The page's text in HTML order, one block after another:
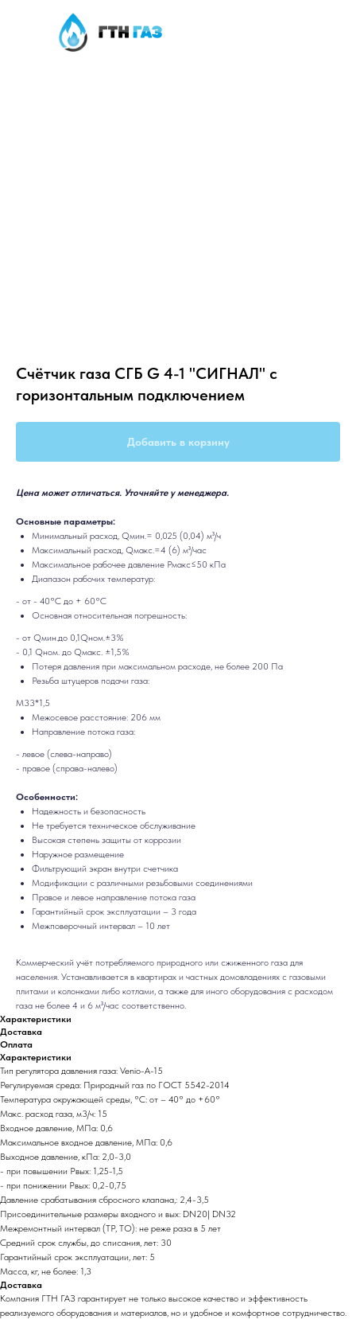
Счётчик газа СГБ G 4-1 "СИГНАЛ" с
горизонтальным подключением
Добавить в корзину
Цена может отличаться. Уточняйте у менеджера.
Основные параметры:
Минимальный расход, Qмин.= 0,025 (0,04) м³/ч
Максимальный расход, Qмакс.=4 (6) м³/час
Максимальное рабочее давление Рмакс≤50 кПа
Диапазон рабочих температур:
- от - 40°С до + 60°С
Основная относительная погрешность:
- от Qмин.до 0,1Qном.±3%
- 0,1 Qном. до Qмакс. ±1,5%
Потеря давления при максимальном расходе, не более 200 Па
Резьба штуцеров подачи газа:
М33*1,5
Межосевое расстояние: 206 мм
Направление потока газа:
- левое (слева-направо)
- правое (справа-налево)
Особенности:
Надежность и безопасность
Не требуется техническое обслуживание
Высокая степень защиты от коррозии
Наружное размещение
Фильтрующий экран внутри счетчика
Модификации с различными резьбовыми соединениями
Правое и левое направление потока газа
Гарантийный срок эксплуатации – 3 года
Межповерочный интервал – 10 лет
Коммерческий учёт потребляемого природного или сжиженного газа для
населения. Устанавливается в квартирах и частных домовладениях с газовыми
плитами и колонками либо котлами, а также для иного оборудования с расходом
газа не более 4 и 6 м³/час соответственно.
Характеристики
Доставка
Оплата
Характеристики
Тип регулятора давления газа: Venio-A-15
Регулируемая среда: Природный газ по ГОСТ 5542-2014
Температура окружающей среды, °C: от – 40° до +60°
Макс. расход газа, м3/ч: 15
Входное давление, МПа: 0,6
Максимальное входное давление, МПа: 0,6
Выходное давление, кПа: 2,0-3,0
- при повышении Рвых: 1,25-1,5
- при понижении Рвых: 0,2-0,75
Давление срабатывания сбросного клапана,: 2,4-3,5
Присоединительные размеры входного и вых: DN20| DN32
Межремонтный интервал (ТР, ТО): не реже раза в 5 лет
Средний срок службы, до списания, лет: 30
Гарантийный срок эксплуатации, лет: 5
Масса, кг, не более: 1,3
Доставка
Компания ГТН ГАЗ гарантирует не только высокое качество и эффективность
реализуемого оборудования и материалов, но и удобное и комфортное сотрудничество.